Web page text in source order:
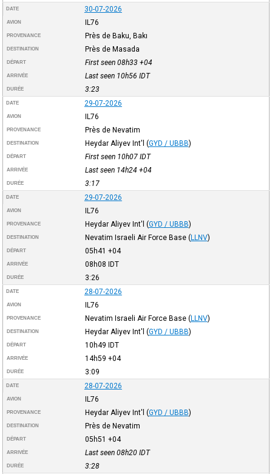
DATE 30-07-2026
AVION IL76
PROVENANCE Près de Baku, Bakı
DESTINATION Près de Masada
DÉPART First seen 08h33 +04
ARRIVÉE Last seen 10h56 IDT
DURÉE 3:23
DATE 29-07-2026
AVION IL76
PROVENANCE Près de Nevatim
DESTINATION Heydar Aliyev Int'l (GYD / UBBB)
DÉPART First seen 10h07 IDT
ARRIVÉE Last seen 14h24 +04
DURÉE 3:17
DATE 29-07-2026
AVION IL76
PROVENANCE Heydar Aliyev Int'l (GYD / UBBB)
DESTINATION Nevatim Israeli Air Force Base (LLNV)
DÉPART 05h41 +04
ARRIVÉE 08h08 IDT
DURÉE 3:26
DATE 28-07-2026
AVION IL76
PROVENANCE Nevatim Israeli Air Force Base (LLNV)
DESTINATION Heydar Aliyev Int'l (GYD / UBBB)
DÉPART 10h49 IDT
ARRIVÉE 14h59 +04
DURÉE 3:09
DATE 28-07-2026
AVION IL76
PROVENANCE Heydar Aliyev Int'l (GYD / UBBB)
DESTINATION Près de Nevatim
DÉPART 05h51 +04
ARRIVÉE Last seen 08h20 IDT
DURÉE 3:28